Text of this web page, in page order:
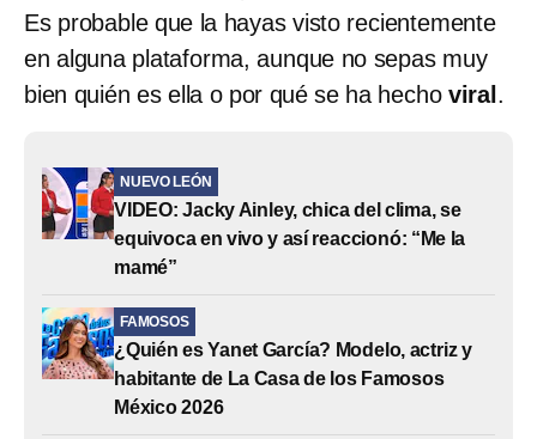
Es probable que la hayas visto recientemente
en alguna plataforma, aunque no sepas muy
bien quién es ella o por qué se ha hecho viral .
NUEVO LEÓN
VIDEO: Jacky Ainley, chica del clima, se
equivoca en vivo y así reaccionó: “Me la
mamé”
FAMOSOS
¿Quién es Yanet García? Modelo, actriz y
habitante de La Casa de los Famosos
México 2026